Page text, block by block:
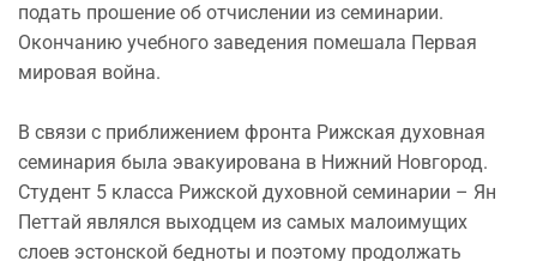
подать прошение об отчислении из семинарии.
Окончанию учебного заведения помешала Первая
мировая война.
В связи с приближением фронта Рижская духовная
семинария была эвакуирована в Нижний Новгород.
Студент 5 класса Рижской духовной семинарии – Ян
Петтай являлся выходцем из самых малоимущих
слоев эстонской бедноты и поэтому продолжать